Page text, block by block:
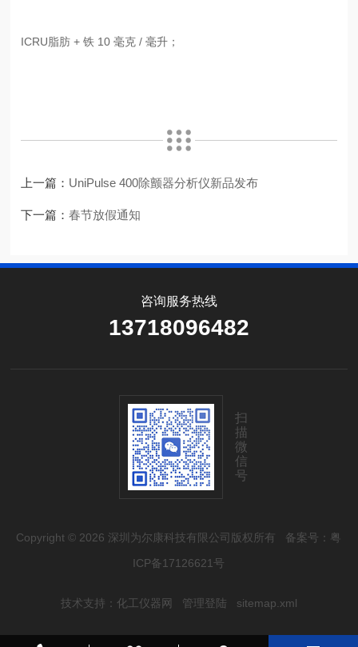
ICRU脂肪 + 铁 10 毫克 / 毫升；
上一篇： UniPulse 400除颤器分析仪新品发布
下一篇：春节放假通知
咨询服务热线
13718096482
扫
描
微
信
号
Copyright © 2026 深圳为尔康科技有限公司版权所有 备案号：粤
ICP备17126621号
技术支持： 化工仪器网 管理登陆 sitemap.xml